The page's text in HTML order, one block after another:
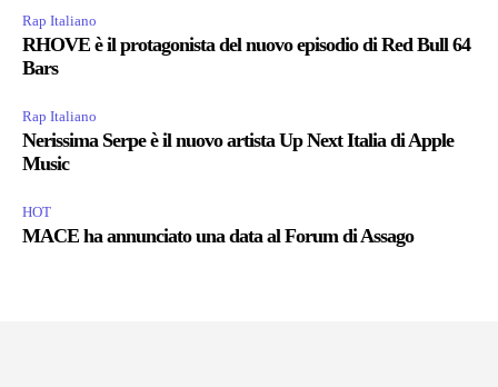
Rap Italiano
RHOVE è il protagonista del nuovo episodio di Red Bull 64
Bars
Rap Italiano
Nerissima Serpe è il nuovo artista Up Next Italia di Apple
Music
HOT
MACE ha annunciato una data al Forum di Assago